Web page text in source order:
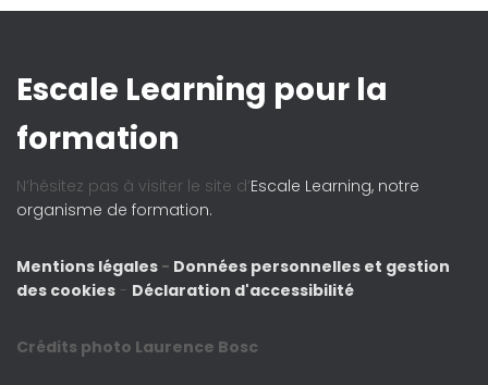
Escale Learning pour la
formation
N’hésitez pas à visiter le site d’Escale Learning, notre
organisme de formation.
Mentions légales - Données personnelles et gestion
des cookies - Déclaration d'accessibilité
Crédits photo Laurence Bosc